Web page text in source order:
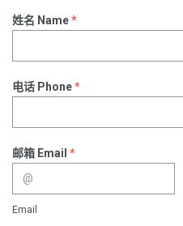
姓名 Name*
电话 Phone*
邮箱 Email *
Email